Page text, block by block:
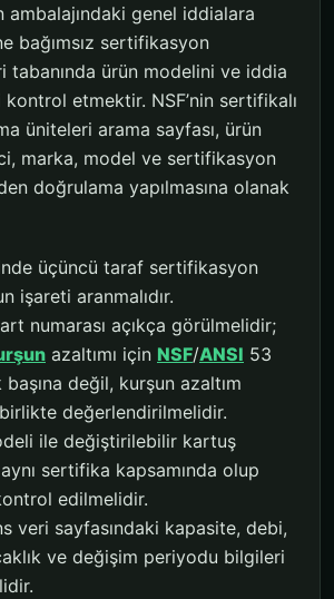
ambalajındaki genel iddialara
bağımsız sertifikasyon
tabanında ürün modelini ve iddia
etmektir. NSF’nin sertifikalı
üniteleri arama sayfası, ürün
marka, model ve sertifikasyon
doğrulama yapılmasına olanak
üçüncü taraf sertifikasyon
işareti aranmalıdır.
numarası açıkça görülmelidir;
azaltımı için NSF/ANSI 53
değil, kurşun azaltım
değerlendirilmelidir.
ile değiştirilebilir kartuş
sertifika kapsamında olup
edilmelidir.
veri sayfasındaki kapasite, debi,
ve değişim periyodu bilgileri